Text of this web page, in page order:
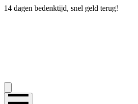
14 dagen bedenktijd, snel geld terug!